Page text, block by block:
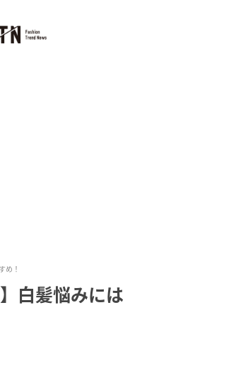
め！
白髪悩みには